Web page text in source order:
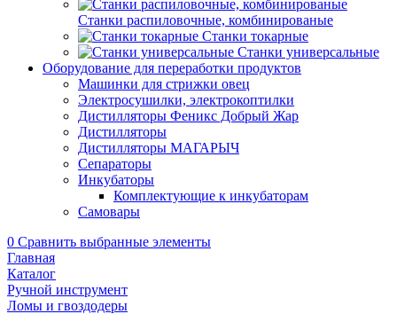
Станки распиловочные, комбинированые
Станки токарные
Станки универсальные
Оборудование для переработки продуктов
Машинки для стрижки овец
Электросушилки, электрокоптилки
Дистилляторы Феникс Добрый Жар
Дистилляторы
Дистилляторы МАГАРЫЧ
Сепараторы
Инкубаторы
Комплектующие к инкубаторам
Самовары
0 Сравнить выбранные элементы
Главная
Каталог
Ручной инструмент
Ломы и гвоздодеры